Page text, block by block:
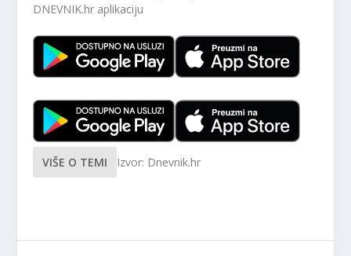
DNEVNIK.hr aplikaciju
VIŠE O TEMI Izvor: Dnevnik.hr